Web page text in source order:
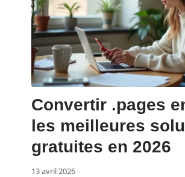
Convertir .pages
les meilleures
gratuites en 2026
13 avril 2026